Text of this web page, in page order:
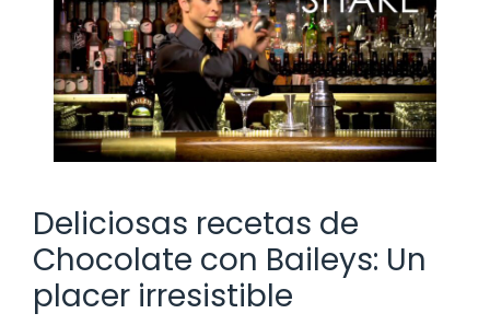
Deliciosas recetas de
Chocolate con Baileys: Un
placer irresistible